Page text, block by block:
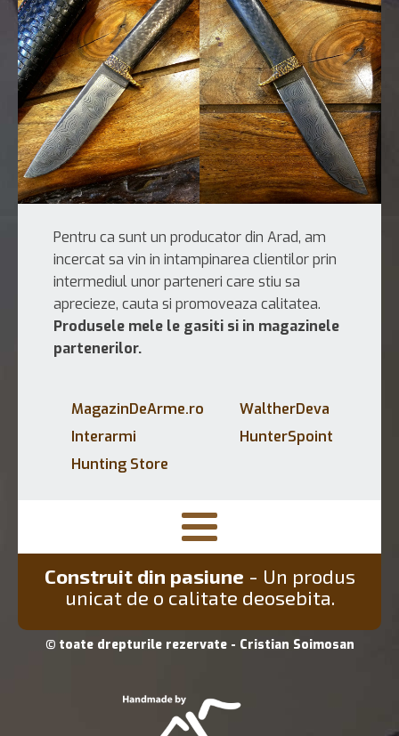
Pentru ca sunt un producator din Arad, am
incercat sa vin in intampinarea clientilor prin
intermediul unor parteneri care stiu sa
aprecieze, cauta si promoveaza calitatea.
Produsele mele le gasiti si in magazinele
partenerilor.
MagazinDeArme.ro
Interarmi
Hunting Store
WaltherDeva
HunterSpoint
Construit din pasiune - Un produs
unicat de o calitate deosebita.
© toate drepturile rezervate - Cristian Soimosan